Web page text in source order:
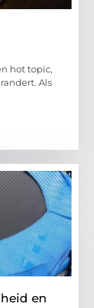
hot topic,
Als
en